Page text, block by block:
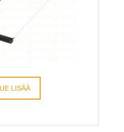
LISÄÄ